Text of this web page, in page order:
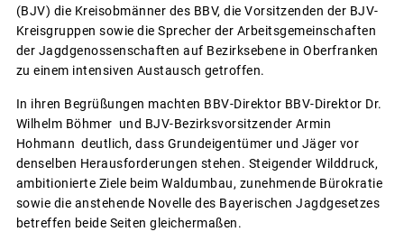
(BJV) die Kreisobmänner des BBV, die Vorsitzenden der BJV-
Kreisgruppen sowie die Sprecher der Arbeitsgemeinschaften
der Jagdgenossenschaften auf Bezirksebene in Oberfranken
zu einem intensiven Austausch getroffen.
In ihren Begrüßungen machten BBV-Direktor BBV-Direktor Dr.
Wilhelm Böhmer und BJV-Bezirksvorsitzender Armin
Hohmann deutlich, dass Grundeigentümer und Jäger vor
denselben Herausforderungen stehen. Steigender Wilddruck,
ambitionierte Ziele beim Waldumbau, zunehmende Bürokratie
sowie die anstehende Novelle des Bayerischen Jagdgesetzes
betreffen beide Seiten gleichermaßen.